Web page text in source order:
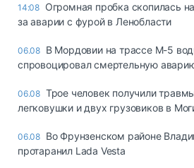
14:08 Огромная пробка скопилась
за аварии с фурой в Ленобласти
06.08 В Мордовии на трассе М-5
спровоцировал смертельную
06.08 Трое человек получили
легковушки и двух грузовиков в
06.08 Во Фрунзенском районе
протаранил Lada Vesta